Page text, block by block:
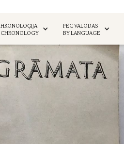
HRONOLOĢIJA
CHRONOLOGY
PĒC VALODAS
BY LANGUAGE